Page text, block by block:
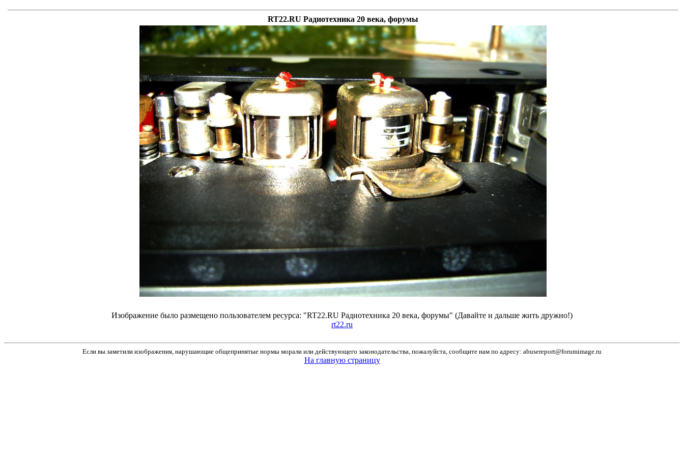
RT22.RU Радиотехника 20 века, форумы
Изображение было размещено пользователем ресурса: "RT22.RU Радиотехника 20 века, форумы" (Давайте и дальше жить дружно!)
rt22.ru
Если вы заметили изображения, нарушающие общепринятые нормы морали или действующего законодательства, пожалуйста, сообщите нам по адресу: abusereport@forumimage.ru
На главную страницу